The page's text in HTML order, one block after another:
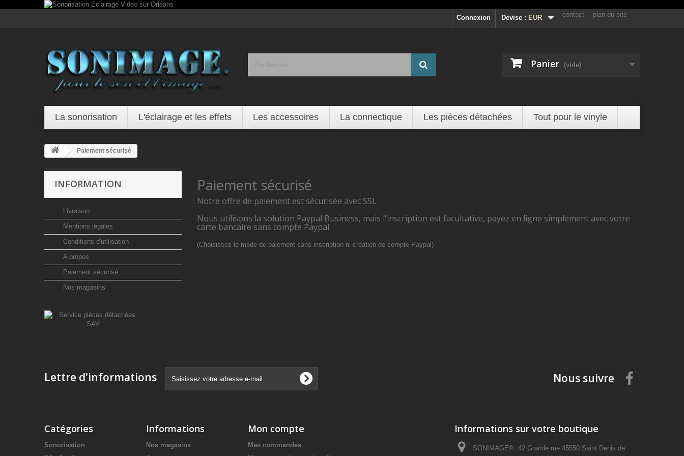
contact plan du site
Devise : EUR
Connexion
Panier (vide)
La sonorisation L'éclairage et les effets Les accessoires La connectique Les pièces détachées Tout pour le vinyle
Paiement sécurisé
INFORMATION
Livraison
Mentions légales
Conditions d'utilisation
A propos
Paiement sécurisé
Nos magasins
Paiement sécurisé
Notre offre de paiement est sécurisée avec SSL
Nous utilisons la solution Paypal Business, mais l'inscription est facultative, payez en ligne simplement avec votre
carte bancaire sans compte Paypal
(Choisissez le mode de paiement sans inscription ni création de compte Paypal)
Lettre d'informations Nous suivre
Catégories
Sonorisation
Informations
Nos magasins
Mon compte
Mes commandes
Informations sur votre boutique
SONIMAGE®, 42 Grande rue 45550 Saint Denis de